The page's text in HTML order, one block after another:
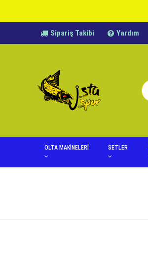
Sipariş Takibi Yardım
OLTA MAKİNELERİ SETLER